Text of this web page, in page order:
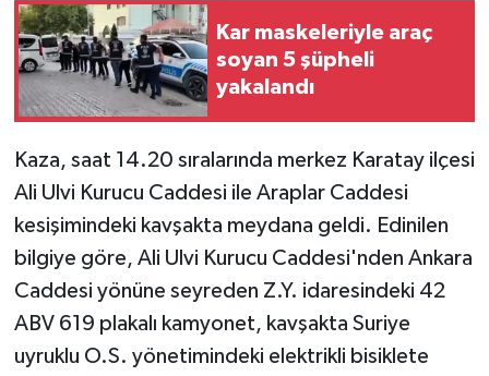
Kar maskeleriyle araç
soyan 5 şüpheli
yakalandı
Kaza, saat 14.20 sıralarında merkez Karatay ilçesi
Ali Ulvi Kurucu Caddesi ile Araplar Caddesi
kesişimindeki kavşakta meydana geldi. Edinilen
bilgiye göre, Ali Ulvi Kurucu Caddesi'nden Ankara
Caddesi yönüne seyreden Z.Y. idaresindeki 42
ABV 619 plakalı kamyonet, kavşakta Suriye
uyruklu O.S. yönetimindeki elektrikli bisiklete